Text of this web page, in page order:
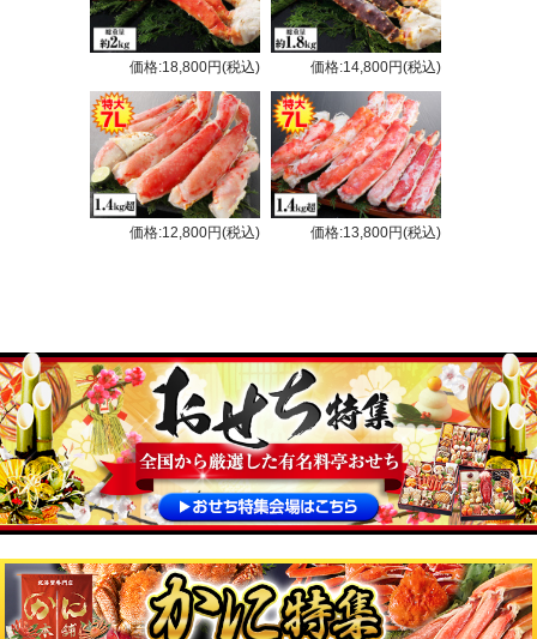
価格:18,800円(税込) 価格:14,800円(税込)
価格:12,800円(税込) 価格:13,800円(税込)